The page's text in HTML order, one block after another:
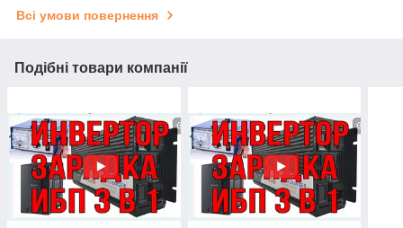
Всі умови повернення
Подібні товари компанії